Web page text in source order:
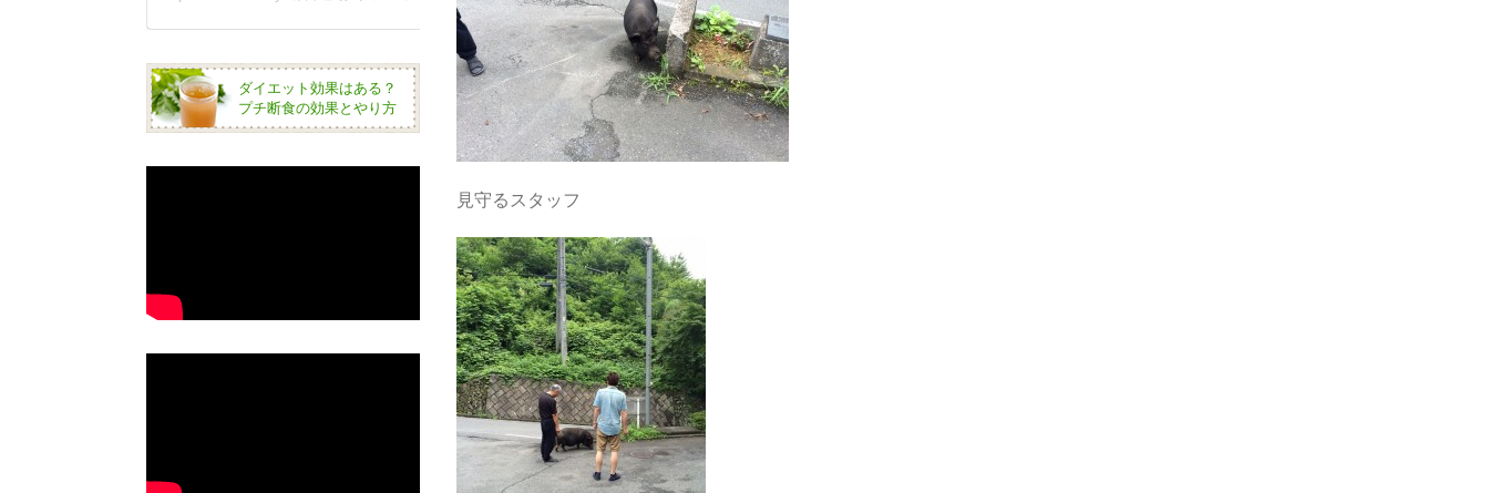
見守るスタッフ
ダイエット効果はある？
プチ断食の効果とやり方